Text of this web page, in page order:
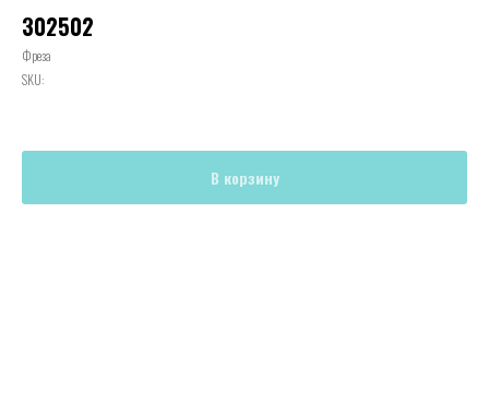
302502
Фреза
SKU:
В корзину